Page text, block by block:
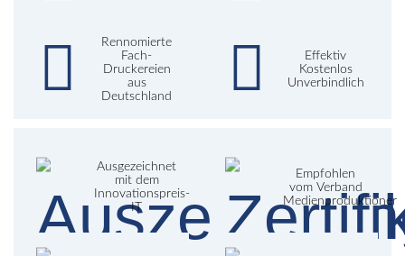
Rennomierte
Fach-
Druckereien
aus
Deutschland
Effektiv
Kostenlos
Unverbindlich
Ausgezeichnet
mit dem
Innovationspreis-
IT
Empfohlen
vom Verband
Medienproduktioner